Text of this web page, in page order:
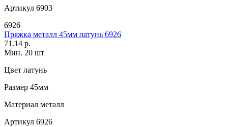
Артикул 6903
6926
Пряжка металл 45мм латунь 6926
71.14 р.
Мин. 20 шт
Цвет латунь
Размер 45мм
Материал металл
Артикул 6926